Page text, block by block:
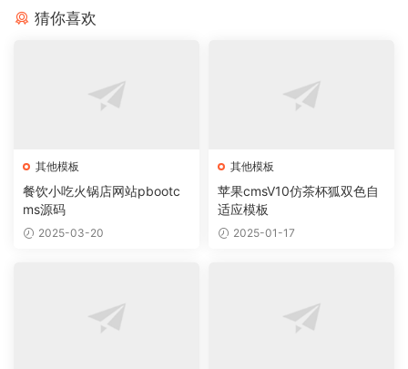
猜你喜欢
其他模板
餐饮小吃火锅店网站pbootc
ms源码
2025-03-20
其他模板
苹果cmsV10仿茶杯狐双色自
适应模板
2025-01-17